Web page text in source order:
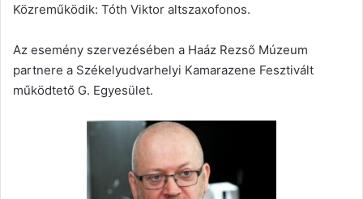
Közreműködik: Tóth Viktor altszaxofonos.
Az esemény szervezésében a Haáz Rezső Múzeum
partnere a Székelyudvarhelyi Kamarazene Fesztivált
működtető G. Egyesület.